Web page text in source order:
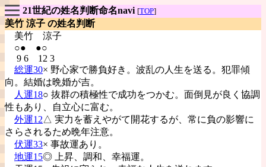
21世紀の姓名判断命名navi [TOP]
美竹 涼子 の姓名判断
美竹 涼子
○● ●○
9 6 12 3
総運30× 野心家で勝負好き。波乱の人生を送る。犯罪傾
向。結婚は晩婚が吉。
人運18○ 抜群の積極性で成功をつかむ。面倒見が良く協調
性もあり、自立心に富む。
外運12△ 実力を蓄えやがて開花するが、常に負の影響に
さらされるため晩年注意。
伏運33× 事故運あり。
地運15◎ 上昇、調和、幸福運。